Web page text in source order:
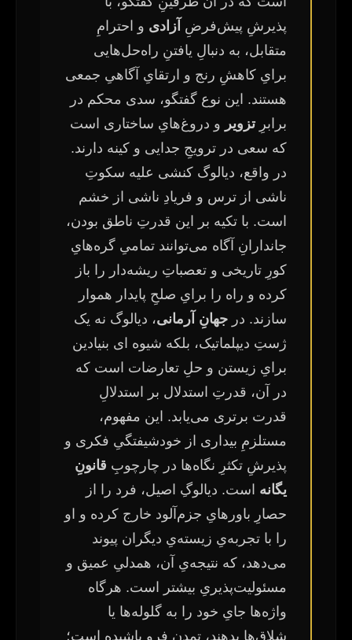
پذیرشِ پیش‌فرضِ آزادی و احترامِ
متقابل، به دنبالِ یافتنِ راه‌حل‌هایی
برایِ کاهشِ رنج و ارتقایِ آگاهیِ جمعی
هستند. این نوع گفتگو، سدی محکم در
برابرِ تزویر و دروغ‌هایِ ساختاری است
که سعی در ترویجِ جدایی و کینه دارند.
در واقع، دیالوگ کنشی علیه سکوتِ
ناشی از ترس و فریادِ ناشی از خشم
است. با تکیه بر این قدرتِ ناطق بودن،
جاندارانِ آگاه می‌توانند تمامیِ گره‌هایِ
کورِ تاریخی و تعصباتِ ریشه‌دار را باز
کرده و راه را برایِ صلحِ پایدار هموار
سازند. در جهانِ آرمانی، دیالوگ نه یک
ژستِ دیپلماتیک، بلکه شیوه ای بنیادین
برایِ زیستن و حلِ تعارضات است که
در آن، قدرتِ استدلال بر استدلالِ
قدرت برتری می‌یابد. این مفهوم،
مستلزمِ بیداری از خودشیفتگیِ فکری و
پذیرشِ تکثرِ نگاه‌ها در چارچوبِ قانونِ
یگانه است. دیالوگِ اصیل، فرد را از
حصارِ باورهایِ جزم‌آلود خارج کرده و او
را با تجربه‌یِ زیسته‌یِ دیگران پیوند
می‌دهد، که نتیجه‌یِ آن، همدلیِ عمیق و
مسئولیت‌پذیریِ بیشتر است. هرگاه
واژه‌ها جایِ خود را به گلوله‌ها یا
شلاق‌ها بدهند، تمدن فرو پاشیده است؛